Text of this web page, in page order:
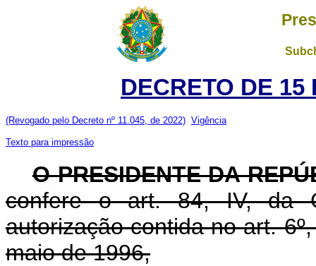
DECRETO DE 15
(Revogado pelo Decreto nº 11.045, de 2022) Vigência
Texto para impressão
O PRESIDENTE DA
confere o art. 84, IV, da
autorização contida no art.
maio de 1996,